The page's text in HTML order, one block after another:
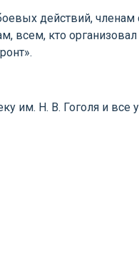
действий, членам
всем, кто
им. Н. В. Гоголя и все